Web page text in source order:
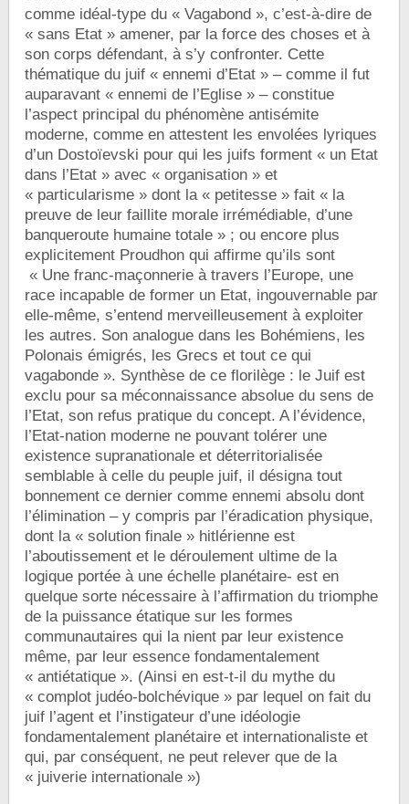
comme idéal-type du « Vagabond », c’est-à-dire de
« sans Etat » amener, par la force des choses et à
son corps défendant, à s’y confronter. Cette
thématique du juif « ennemi d’Etat » – comme il fut
auparavant « ennemi de l’Eglise » – constitue
l’aspect principal du phénomène antisémite
moderne, comme en attestent les envolées lyriques
d’un Dostoïevski pour qui les juifs forment « un Etat
dans l’Etat » avec « organisation » et
« particularisme » dont la « petitesse » fait « la
preuve de leur faillite morale irrémédiable, d’une
banqueroute humaine totale » ; ou encore plus
explicitement Proudhon qui affirme qu’ils sont
« Une franc-maçonnerie à travers l’Europe, une
race incapable de former un Etat, ingouvernable par
elle-même, s’entend merveilleusement à exploiter
les autres. Son analogue dans les Bohémiens, les
Polonais émigrés, les Grecs et tout ce qui
vagabonde ». Synthèse de ce florilège : le Juif est
exclu pour sa méconnaissance absolue du sens de
l’Etat, son refus pratique du concept. A l’évidence,
l’Etat-nation moderne ne pouvant tolérer une
existence supranationale et déterritorialisée
semblable à celle du peuple juif, il désigna tout
bonnement ce dernier comme ennemi absolu dont
l’élimination – y compris par l’éradication physique,
dont la « solution finale » hitlérienne est
l’aboutissement et le déroulement ultime de la
logique portée à une échelle planétaire- est en
quelque sorte nécessaire à l’affirmation du triomphe
de la puissance étatique sur les formes
communautaires qui la nient par leur existence
même, par leur essence fondamentalement
« antiétatique ». (Ainsi en est-t-il du mythe du
« complot judéo-bolchévique » par lequel on fait du
juif l’agent et l’instigateur d’une idéologie
fondamentalement planétaire et internationaliste et
qui, par conséquent, ne peut relever que de la
« juiverie internationale »)